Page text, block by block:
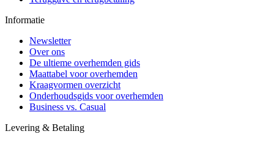
Informatie
Newsletter
Over ons
De ultieme overhemden gids
Maattabel voor overhemden
Kraagvormen overzicht
Onderhoudsgids voor overhemden
Business vs. Casual
Levering & Betaling